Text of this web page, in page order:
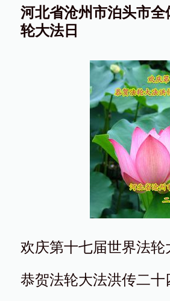
河北省沧州市泊头市
轮大法日
欢庆第十七届世界法轮
恭贺法轮大法洪传二